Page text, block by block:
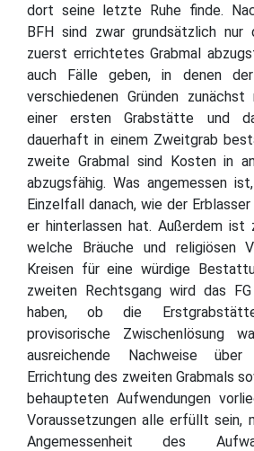
dort seine letzte Ruhe finde.
BFH sind zwar grundsätzlich
zuerst errichtetes Grabmal
auch Fälle geben, in denen
verschiedenen Gründen
einer ersten Grabstätte und
dauerhaft in einem Zweitgrab
zweite Grabmal sind Kosten in
abzugsfähig. Was angemessen
Einzelfall danach, wie der
er hinterlassen hat. Außerdem ist
welche Bräuche und religiösen
Kreisen für eine würdige
zweiten Rechtsgang wird das
haben, ob die
provisorische Zwischenlösung
ausreichende Nachweise
Errichtung des zweiten Grabmals
behaupteten Aufwendungen
Voraussetzungen alle erfüllt sein,
Angemessenheit des